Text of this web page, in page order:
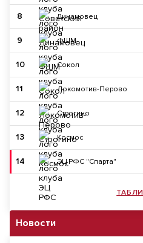
8 Динамовец
9 ФШМ
10 Сокол
11 Локомотив-Перово
12 Строгино
13 Космос
14 ЭЦ РФС "Спарта"
Новости